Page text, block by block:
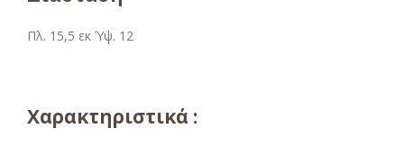
Πλ. 15,5 εκ Ύψ. 12
Χαρακτηριστικά :